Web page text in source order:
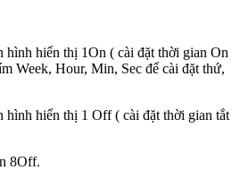
hình hiển thị 1On ( cài đặt thời gian On
Week, Hour, Min, Sec để cài đặt thứ,
hình hiển thị 1 Off ( cài đặt thời gian tắt
8Off.